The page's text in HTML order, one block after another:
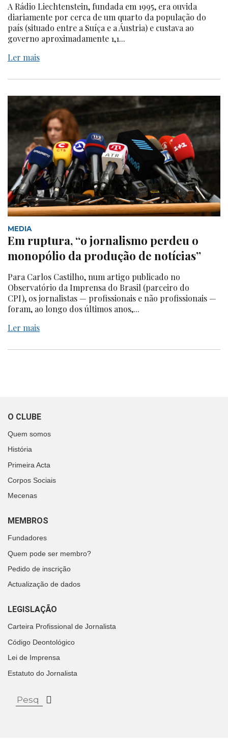
A Rádio Liechtenstein, fundada em 1995, era ouvida
diariamente por cerca de um quarto da população do
país (situado entre a Suíça e a Áustria) e custava ao
governo aproximadamente 1,1...
Ler mais
MEDIA
Em ruptura, “o jornalismo perdeu o
monopólio da produção de notícias”
Para Carlos Castilho, num artigo publicado no
Observatório da Imprensa do Brasil (parceiro do
CPI), os jornalistas — profissionais e não profissionais —
foram, ao longo dos últimos anos,...
Ler mais
O CLUBE
Quem somos
História
Primeira Acta
Corpos Sociais
Mecenas
MEMBROS
Fundadores
Quem pode ser membro?
Pedido de inscrição
Actualização de dados
LEGISLAÇÃO
Carteira Profissional de Jornalista
Código Deontológico
Lei de Imprensa
Estatuto do Jornalista